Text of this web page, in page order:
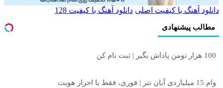
دانلود آهنگ با کیفیت اصلی دانلود آهنگ با کیفیت 128
مطالب پیشنهادی
100 هزار تومن پاداش بگیر | ثبت نام کن
وام 15 میلیاردی آبان تتر | فوری، فقط با احراز هویت